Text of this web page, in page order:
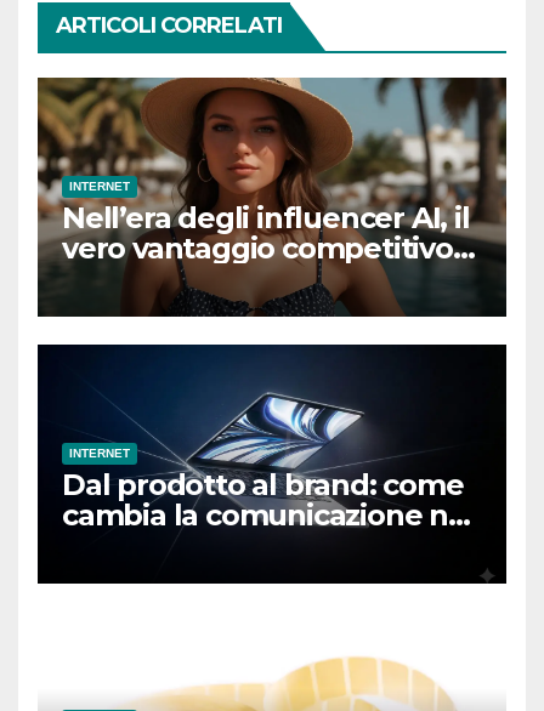
ARTICOLI CORRELATI
INTERNET
Nell’era degli influencer AI, il
vero vantaggio competitivo
sarà essere umani
INTERNET
Dal prodotto al brand: come
cambia la comunicazione nel
mondo hardware